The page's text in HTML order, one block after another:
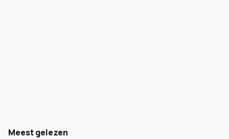
Meest gelezen